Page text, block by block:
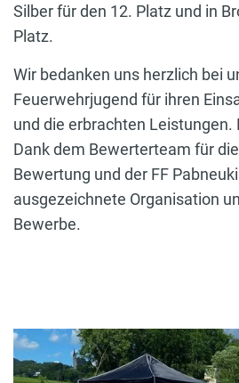
Silber für den 12. Platz und in
Platz.
Wir bedanken uns herzlich bei
Feuerwehrjugend für ihren
und die erbrachten Leistungen.
Dank dem Bewerterteam für
Bewertung und der FF
ausgezeichnete Organisation
Bewerbe.